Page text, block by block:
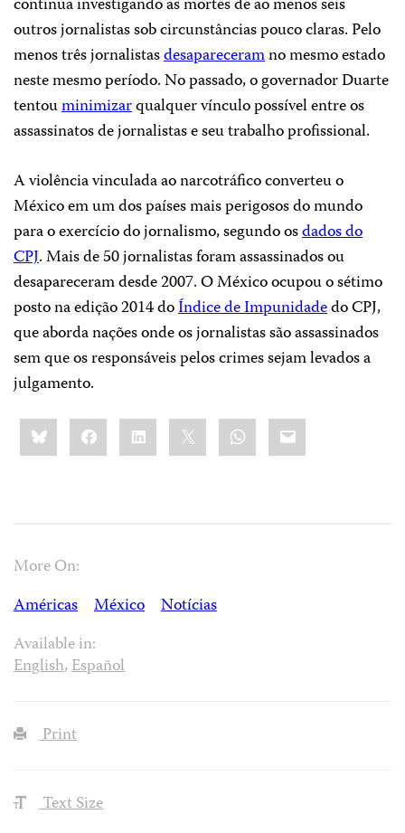
outros jornalistas sob circunstâncias pouco claras. Pelo
menos três jornalistasdesapareceramno mesmo estado
neste mesmo período. No passado, o governador Duarte
tentouminimizarqualquer vínculo possível entre os
assassinatos de jornalistas e seu trabalho profissional.
A violência vinculada ao narcotráfico converteu o
México em um dos países mais perigosos do mundo
para o exercício do jornalismo, segundo osdados do
CPJ. Mais de 50 jornalistas foram assassinados ou
desapareceram desde 2007. O México ocupou o sétimo
posto na edição 2014 doÍndice de Impunidadedo CPJ,
que aborda nações onde os jornalistas são assassinados
sem que os responsáveis pelos crimes sejam levados a
julgamento.
Share
this:BlueskyFacebookLinkedIn WhatsApp
Email
More On:
Américas
México
Notícias
Available in:
English,Español
Print
Text Size